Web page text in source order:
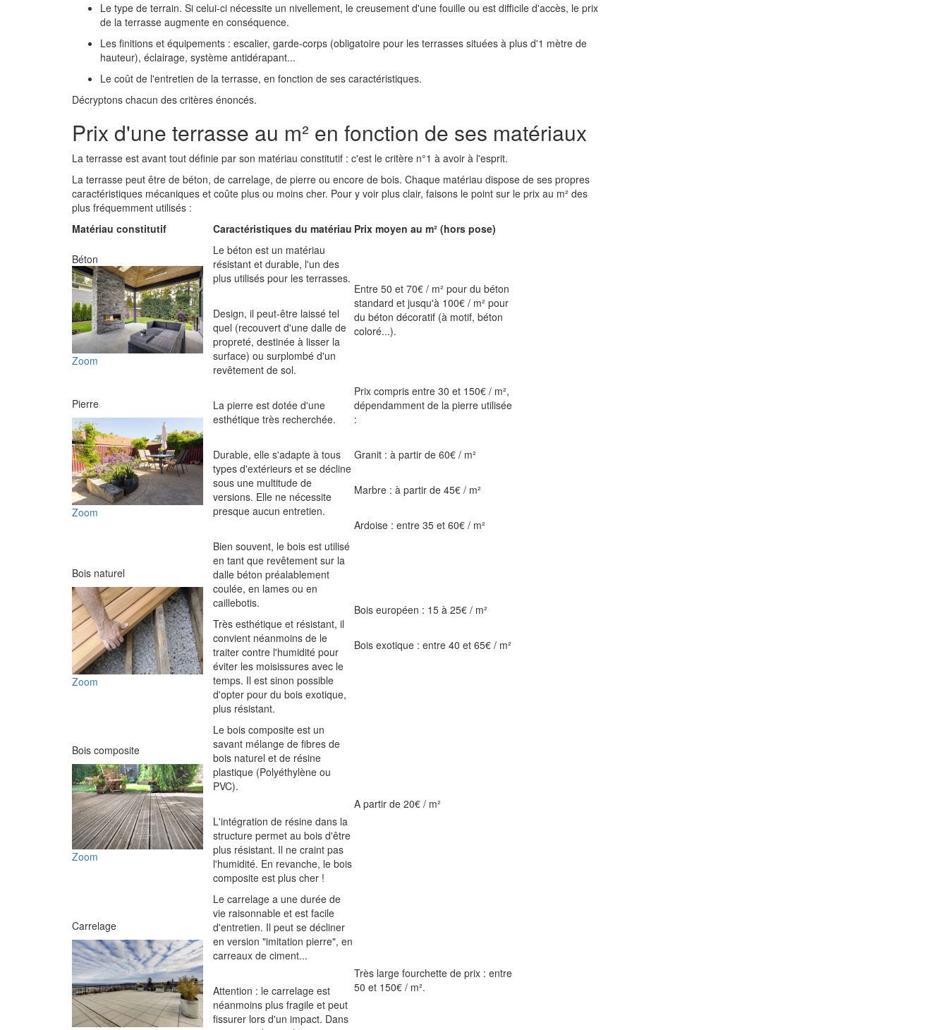
Le type de terrain. Si celui-ci nécessite un nivellement, le creusement d'une fouille ou est difficile d'accès, le prix
de la terrasse augmente en conséquence.
Les finitions et équipements : escalier, garde-corps (obligatoire pour les terrasses situées à plus d'1 mètre de
hauteur), éclairage, système antidérapant...
Le coût de l'entretien de la terrasse, en fonction de ses caractéristiques.
Décryptons chacun des critères énoncés.
Prix d'une terrasse au m² en fonction de ses matériaux
La terrasse est avant tout définie par son matériau constitutif : c'est le critère n°1 à avoir à l'esprit.
La terrasse peut être de béton, de carrelage, de pierre ou encore de bois. Chaque matériau dispose de ses propres
caractéristiques mécaniques et coûte plus ou moins cher. Pour y voir plus clair, faisons le point sur le prix au m² des
plus fréquemment utilisés :
Matériau constitutif
Caractéristiques du matériau Prix moyen au m² (hors pose)
Béton
Zoom
Le béton est un matériau
résistant et durable, l'un des
plus utilisés pour les terrasses.
Design, il peut-être laissé tel
quel (recouvert d'une dalle de
propreté, destinée à lisser la
surface) ou surplombé d'un
revêtement de sol.
Entre 50 et 70€ / m² pour du béton
standard et jusqu'à 100€ / m² pour
du béton décoratif (à motif, béton
coloré...).
Pierre
Zoom
La pierre est dotée d'une
esthétique très recherchée.
Durable, elle s'adapte à tous
types d'extérieurs et se décline
sous une multitude de
versions. Elle ne nécessite
presque aucun entretien.
Prix compris entre 30 et 150€ / m²,
dépendamment de la pierre utilisée
:
Granit : à partir de 60€ / m²
Marbre : à partir de 45€ / m²
Ardoise : entre 35 et 60€ / m²
Bois naturel
Zoom
Bien souvent, le bois est utilisé
en tant que revêtement sur la
dalle béton préalablement
coulée, en lames ou en
caillebotis.
Très esthétique et résistant, il
convient néanmoins de le
traiter contre l'humidité pour
éviter les moisissures avec le
temps. Il est sinon possible
d'opter pour du bois exotique,
plus résistant.
Bois européen : 15 à 25€ / m²
Bois exotique : entre 40 et 65€ / m²
Bois composite
Zoom
Le bois composite est un
savant mélange de fibres de
bois naturel et de résine
plastique (Polyéthylène ou
PVC).
L'intégration de résine dans la
structure permet au bois d'être
plus résistant. Il ne craint pas
l'humidité. En revanche, le bois
composite est plus cher !
A partir de 20€ / m²
Carrelage
Le carrelage a une durée de
vie raisonnable et est facile
d'entretien. Il peut se décliner
en version "imitation pierre", en
carreaux de ciment...
Attention : le carrelage est
néanmoins plus fragile et peut
fissurer lors d'un impact. Dans
Très large fourchette de prix : entre
50 et 150€ / m².